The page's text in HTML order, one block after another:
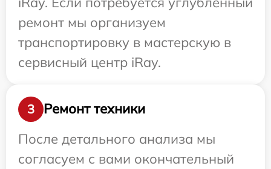
ремонт мы организуем
транспортировку в мастерскую в
сервисный центр iRay.
3
Ремонт техники
После детального анализа мы
согласуем с вами окончательный